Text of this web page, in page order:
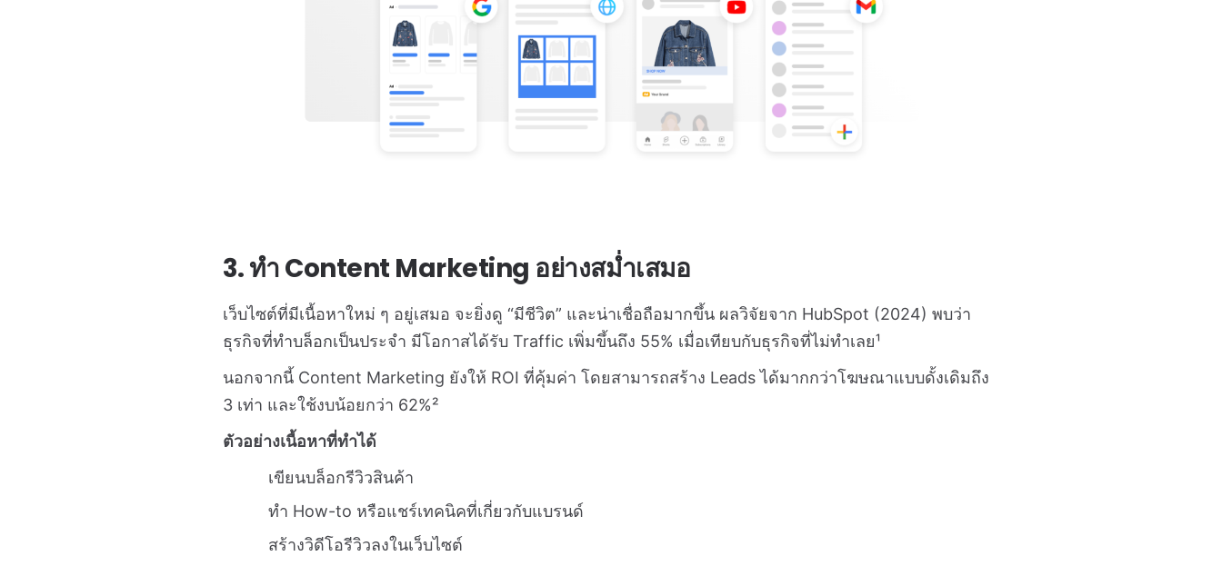
3. ทำ Content Marketing อย่างสม่ำเสมอ
เว็บไซต์ที่มีเนื้อหาใหม่ ๆ อยู่เสมอ จะยิ่งดู “มีชีวิต” และน่าเชื่อถือมากขึ้น ผลวิจัยจาก HubSpot (2024) พบว่า
ธุรกิจที่ทำบล็อกเป็นประจำ มีโอกาสได้รับ Traffic เพิ่มขึ้นถึง 55% เมื่อเทียบกับธุรกิจที่ไม่ทำเลย¹
นอกจากนี้ Content Marketing ยังให้ ROI ที่คุ้มค่า โดยสามารถสร้าง Leads ได้มากกว่าโฆษณาแบบดั้งเดิมถึง
3 เท่า และใช้งบน้อยกว่า 62%²
ตัวอย่างเนื้อหาที่ทำได้
เขียนบล็อกรีวิวสินค้า
ทำ How-to หรือแชร์เทคนิคที่เกี่ยวกับแบรนด์
สร้างวิดีโอรีวิวลงในเว็บไซต์